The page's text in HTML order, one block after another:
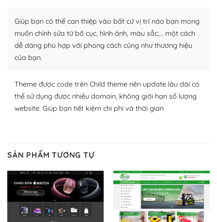
plugin của WordPress rất phong phú. Bạn có thể thỏa
thích chọn lựa plugin và themes phù hợp cho mục đích
lập website của mình.
WordPress đa dạng plugin và themes
– Dễ sử dụng
Với mọi Hosting bất kỳ thì WordPress đều có thể dễ
Và bạn có toàn quyền tự do khi quyết định nơi lưu trữ
trang web WordPress của bạn.
Dễ dàng lựa chọn Hosting cho website WordPress
– Bảo mật cực tốt
Vì WordPress hiện là nền tảng xây dựng trang web và
Giúp bạn có thể can thiệp vào bất cứ vị trí nào bạn mong
muốn chỉnh sửa từ bố cục, hình ảnh, màu sắc,… một cách
dễ dàng phù hợp với phong cách cũng như thương hiệu
của bạn.
Theme được code trên Child theme nên update lâu dài có
thể sử dụng được nhiều domain, không giới hạn số lượng
website. Giúp bạn tiết kiệm chi phí và thời gian
SẢN PHẨM TƯƠNG TỰ